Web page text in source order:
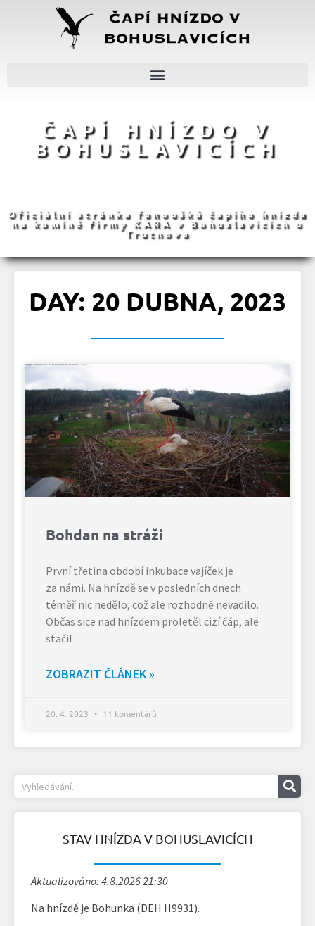
ČAPÍ HNÍZDO V
BOHUSLAVICÍCH
Oficiální stránka fanoušků čapího hnízda
na komíně firmy KARA v Bohuslavicích u
Trutnova
DAY: 20 DUBNA, 2023
Bohdan na stráži
První třetina období inkubace vajíček je
za námi. Na hnízdě se v posledních dnech
téměř nic nedělo, což ale rozhodně nevadilo.
Občas sice nad hnízdem proletěl cizí čáp, ale
stačil
ZOBRAZIT ČLÁNEK »
20. 4. 2023 11 komentářů
STAV HNÍZDA V BOHUSLAVICÍCH
Aktualizováno: 4.8.2026 21:30
Na hnízdě je Bohunka (DEH H9931).